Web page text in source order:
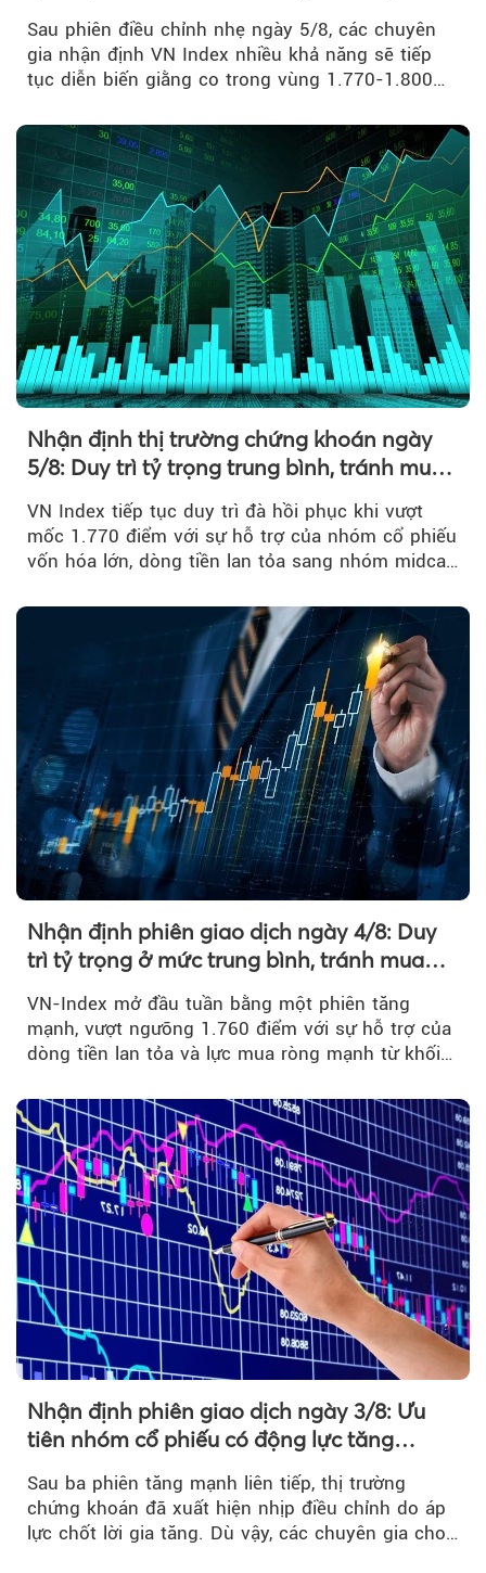
Sau phiên điều chỉnh nhẹ ngày 5/8, các chuyên
gia nhận định VN Index nhiều khả năng sẽ tiếp
tục diễn biến giằng co trong vùng 1.770-1.800
Nhận định thị trường chứng khoán ngày
5/8: Duy trì tỷ trọng trung bình, tránh mua
VN Index tiếp tục duy trì đà hồi phục khi vượt
mốc 1.770 điểm với sự hỗ trợ của nhóm cổ phiếu
vốn hóa lớn, dòng tiền lan tỏa sang nhóm midcap
Nhận định phiên giao dịch ngày 4/8: Duy
trì tỷ trọng ở mức trung bình, tránh mua
VN-Index mở đầu tuần bằng một phiên tăng
mạnh, vượt ngưỡng 1.760 điểm với sự hỗ trợ của
dòng tiền lan tỏa và lực mua ròng mạnh từ khối
Nhận định phiên giao dịch ngày 3/8: Ưu
tiên nhóm cổ phiếu có động lực tăng
Sau ba phiên tăng mạnh liên tiếp, thị trường
chứng khoán đã xuất hiện nhịp điều chỉnh do áp
lực chốt lời gia tăng. Dù vậy, các chuyên gia cho